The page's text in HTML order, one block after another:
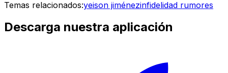
Temas relacionados:yeison jiménezinfidelidad rumores
Descarga nuestra aplicación